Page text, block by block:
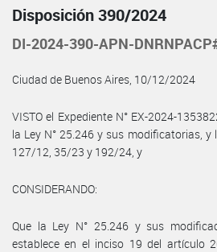
Disposición 390/2024
DI-2024-390-APN-
Ciudad de Buenos Aires, 10/12/2024
VISTO el Expediente N° EX-2024-
la Ley N° 25.246 y sus modificatorias, y
127/12, 35/23 y 192/24, y
CONSIDERANDO:
Que la Ley N° 25.246 y sus
establece en el inciso 19 del artículo